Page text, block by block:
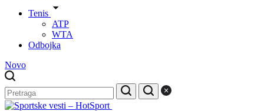
Tenis
ATP
WTA
Odbojka
Novo